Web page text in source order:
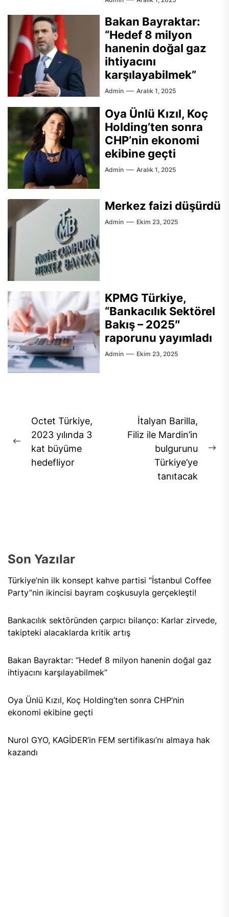
Bakan Bayraktar:
“Hedef 8 milyon
hanenin doğal gaz
ihtiyacını
karşılayabilmek”
Admin Aralık 1, 2025
Oya Ünlü Kızıl, Koç
Holding’ten sonra
CHP’nin ekonomi
ekibine geçti
Admin Aralık 1, 2025
Merkez faizi düşürdü
Admin Ekim 23, 2025
KPMG Türkiye,
“Bankacılık Sektörel
Bakış – 2025″
raporunu yayımladı
Admin Ekim 23, 2025
Yazı
gezinmesi
Previous
post:
Octet Türkiye,
2023 yılında 3
kat büyüme
hedefliyor
İtalyan Barilla,
Filiz ile Mardin’in
bulgurunu
Türkiye’ye
tanıtacak
Son Yazılar
Türkiye’nin ilk konsept kahve partisi “İstanbul Coffee
Party”nin ikincisi bayram coşkusuyla gerçekleşti!
Bankacılık sektöründen çarpıcı bilanço: Karlar zirvede,
takipteki alacaklarda kritik artış
Bakan Bayraktar: “Hedef 8 milyon hanenin doğal gaz
ihtiyacını karşılayabilmek”
Oya Ünlü Kızıl, Koç Holding’ten sonra CHP’nin
ekonomi ekibine geçti
Nurol GYO, KAGİDER’in FEM sertifikası’nı almaya hak
kazandı